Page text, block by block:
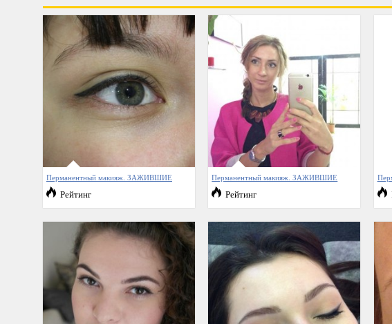
Перманентный макияж. ЗАЖИВШИЕ
Рейтинг
Перманентный макияж. ЗАЖИВШИЕ
Рейтинг